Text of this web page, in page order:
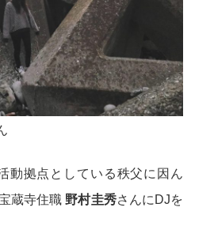
動拠点としている秩父に因ん
蔵寺住職野村圭秀さんにDJを